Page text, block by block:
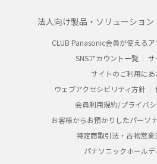
法人向け製品・ソリューション
CLUB Panasonic会員が使える
SNSアカウント一覧
サ
サイトのご利用にあ
ウェブアクセシビリティ方針
会員利用規約/プライバ
お客様からお預かりしたパーソ
特定商取引法・古物営業
パナソニックホールデ